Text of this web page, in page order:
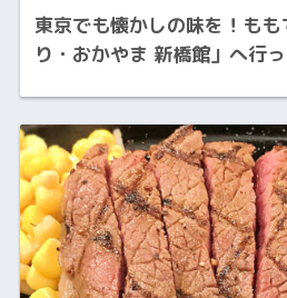
東京でも懐かしの味を！も
り・おかやま 新橋館」へ行